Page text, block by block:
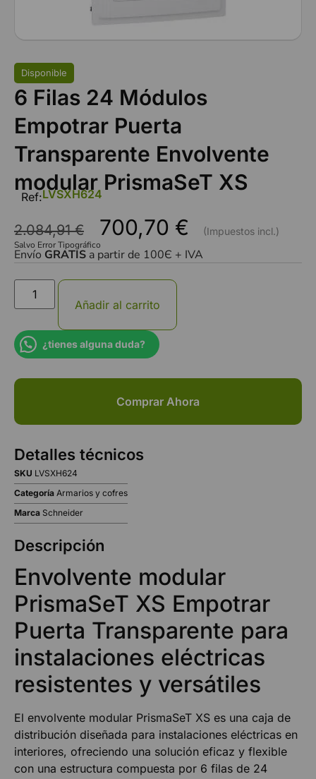
Disponible
6 Filas 24 Módulos
Empotrar Puerta
Transparente Envolvente
modular PrismaSeT XS
Ref:LVSXH624
2.084,91€ 700,70 €
Salvo Error Tipográfico
Envío GRATIS a partir de 100Є + IVA
Añadir al carrito
¿tienes alguna duda?
Comprar Ahora
Detalles técnicos
SKU LVSXH624
Categoría Armarios y cofres
Marca Schneider
Descripción
Envolvente modular
PrismaSeT XS Empotrar
Puerta Transparente para
instalaciones eléctricas
resistentes y versátiles
El envolvente modular PrismaSeT XS es una caja de
distribución diseñada para instalaciones eléctricas en
interiores, ofreciendo una solución eficaz y flexible
con una estructura compuesta por 6 filas de 24